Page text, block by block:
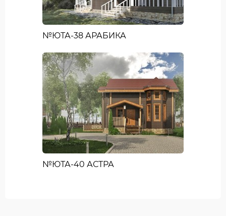
№ЮТА-38 АРАБИКА
№ЮТА-40 АСТРА